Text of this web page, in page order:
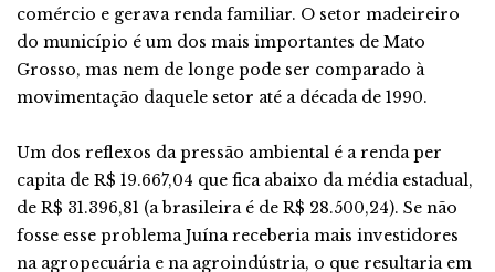
comércio e gerava renda familiar. O setor madeireiro
do município é um dos mais importantes de Mato
Grosso, mas nem de longe pode ser comparado à
movimentação daquele setor até a década de 1990.
Um dos reflexos da pressão ambiental é a renda per
capita de R$ 19.667,04 que fica abaixo da média estadual,
de R$ 31.396,81 (a brasileira é de R$ 28.500,24). Se não
fosse esse problema Juína receberia mais investidores
na agropecuária e na agroindústria, o que resultaria em